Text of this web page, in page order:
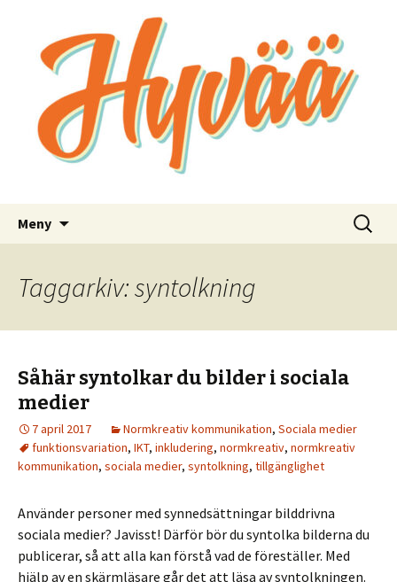
Hyvää
Bra kommunikation för bra saker
Meny
Sök
efter:
Taggarkiv: syntolkning
Såhär syntolkar du bilder i sociala
medier
7 april 2017 Normkreativ kommunikation, Sociala medier
funktionsvariation, IKT, inkludering, normkreativ, normkreativ
kommunikation, sociala medier, syntolkning, tillgänglighet
Använder personer med synnedsättningar bilddrivna
sociala medier? Javisst! Därför bör du syntolka bilderna du
publicerar, så att alla kan förstå vad de föreställer. Med
hjälp av en skärmläsare går det att läsa av syntolkningen.